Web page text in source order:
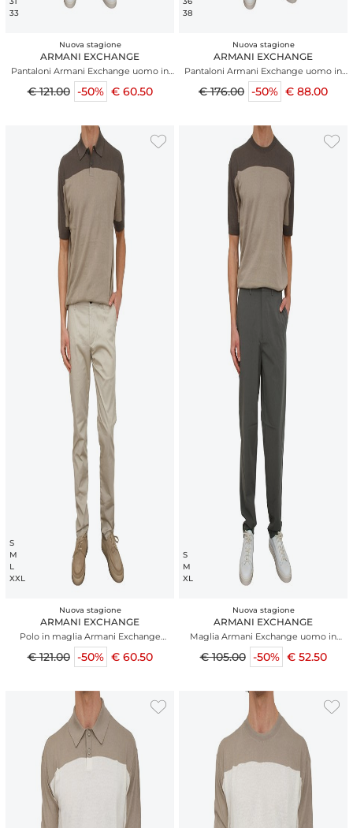
33
Nuova stagione
ARMANI EXCHANGE
Pantaloni Armani Exchange uomo in
cotone blu
€ 121.00 -50% € 60.50
38
Nuova stagione
ARMANI EXCHANGE
Pantaloni Armani Exchange uomo in
viscosa e lana verdi
€ 176.00 -50% € 88.00
S
M
L
XXL
Nuova stagione
ARMANI EXCHANGE
Polo in maglia Armani Exchange
uomo verde
€ 121.00 -50% € 60.50
S
M
XL
Nuova stagione
ARMANI EXCHANGE
Maglia Armani Exchange uomo in
cotone e lino verde
€ 105.00 -50% € 52.50